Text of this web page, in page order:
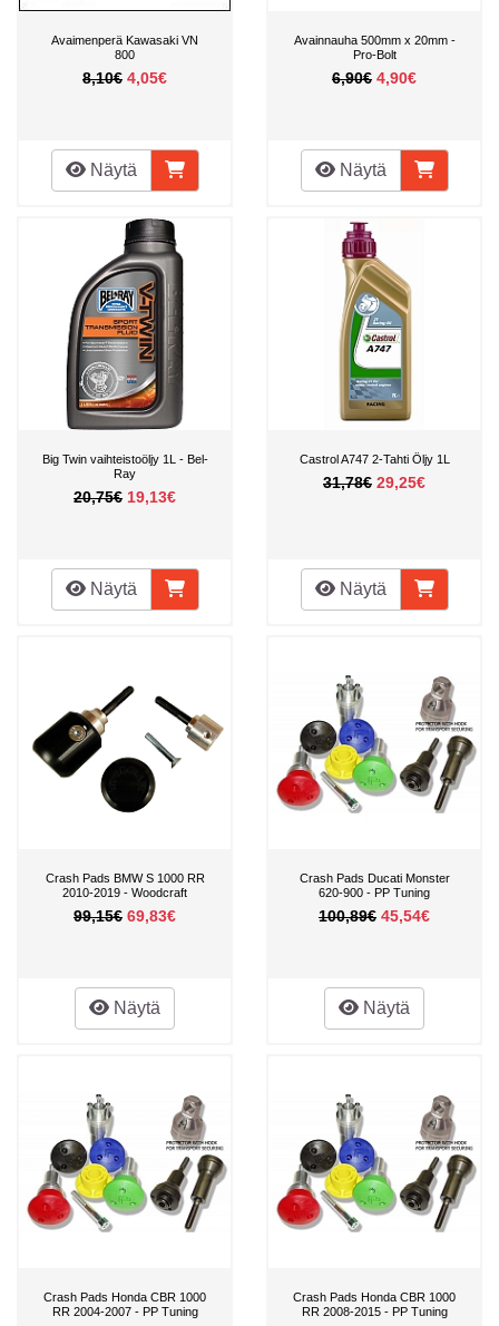
Avaimenperä Kawasaki VN
800
8,10€ 4,05€
Näytä
Avainnauha 500mm x 20mm -
Pro-Bolt
6,90€ 4,90€
Näytä
Big Twin vaihteistoöljy 1L - Bel-
Ray
20,75€ 19,13€
Näytä
Castrol A747 2-Tahti Öljy 1L
31,78€ 29,25€
Näytä
Crash Pads BMW S 1000 RR
2010-2019 - Woodcraft
99,15€ 69,83€
Näytä
Crash Pads Ducati Monster
620-900 - PP Tuning
100,89€ 45,54€
Näytä
Crash Pads Honda CBR 1000
RR 2004-2007 - PP Tuning
Crash Pads Honda CBR 1000
RR 2008-2015 - PP Tuning